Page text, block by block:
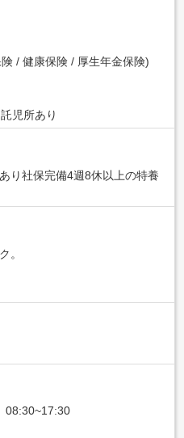
/ 健康保険 / 厚生年金保険)
児所あり
り社保完備4週8休以上の特養
。
08:30~17:30